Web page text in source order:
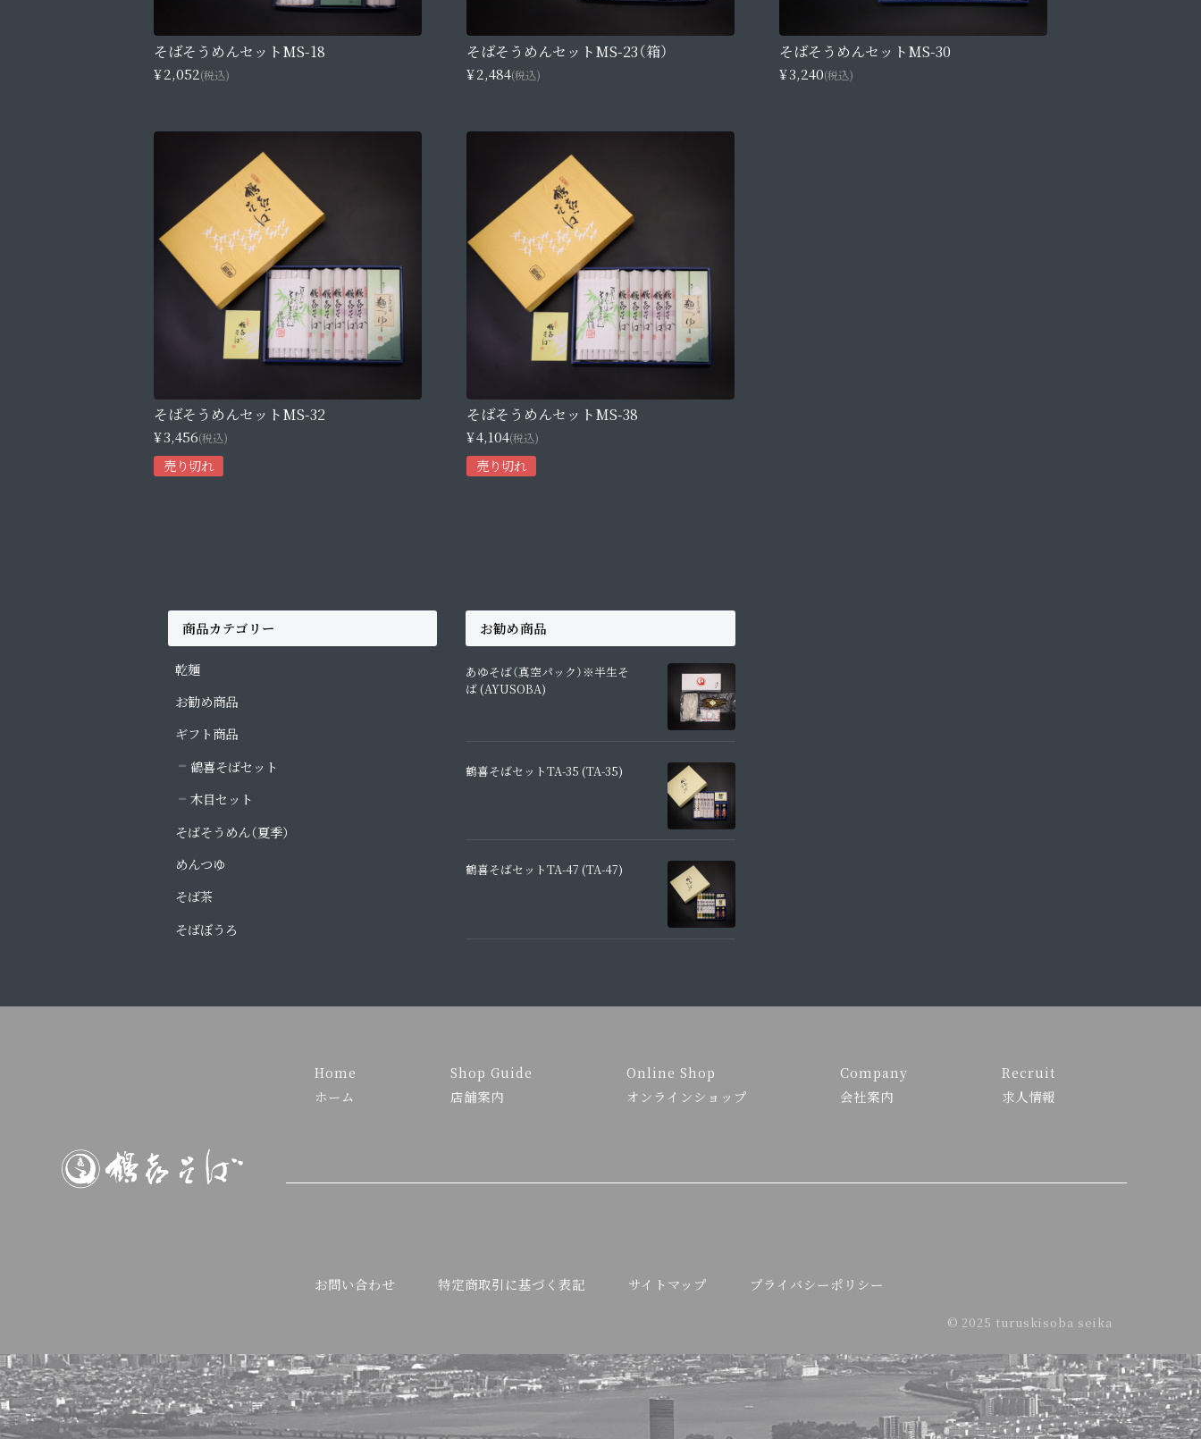
そばそうめんセットMS-18
¥2,052(税込)
そばそうめんセットMS-23（箱）
¥2,484(税込)
そばそうめんセットMS-30
¥3,240(税込)
そばそうめんセットMS-32
¥3,456(税込)
売り切れ
そばそうめんセットMS-38
¥4,104(税込)
売り切れ
商品カテゴリー
乾麺
お勧め商品
ギフト商品
鶴喜そばセット
木目セット
そばそうめん（夏季）
めんつゆ
そば茶
そばぼうろ
お勧め商品
あゆそば（真空パック）※半生そ
ば (AYUSOBA)
鶴喜そばセットTA-35 (TA-35)
鶴喜そばセットTA-47 (TA-47)
Home
ホーム
Shop Guide
店舗案内
Online Shop
オンラインショップ
Company
会社案内
Recruit
求人情報
お問い合わせ 特定商取引に基づく表記 サイトマップ プライバシーポリシー
© 2025 turuskisoba seika